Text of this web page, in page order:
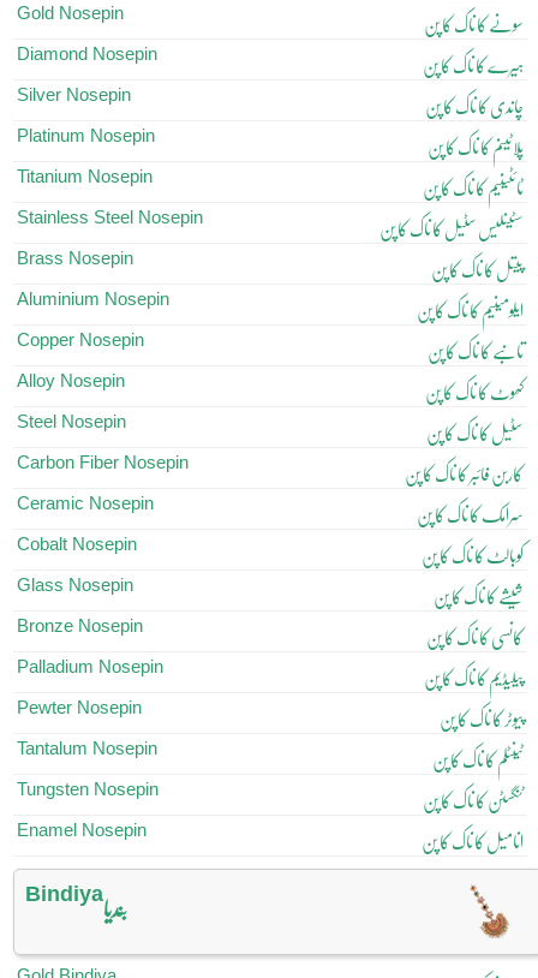
Gold Nosepin سونے کا ناک کا پن
Diamond Nosepin ہیرے کا ناک کا پن
Silver Nosepin چاندی کا ناک کا پن
Platinum Nosepin پلاٹینم کا ناک کا پن
Titanium Nosepin ٹائٹینیم کا ناک کا پن
Stainless Steel Nosepin سٹینلیس سٹیل کا ناک کا پن
Brass Nosepin پیتل کا ناک کا پن
Aluminium Nosepin ایلومینیم کا ناک کا پن
Copper Nosepin تانبے کا ناک کا پن
Alloy Nosepin کھوٹ کا ناک کا پن
Steel Nosepin سٹیل کا ناک کا پن
Carbon Fiber Nosepin کاربن فائبر کا ناک کا پن
Ceramic Nosepin سرامک کا ناک کا پن
Cobalt Nosepin کوبالٹ کا ناک کا پن
Glass Nosepin شیشے کا ناک کا پن
Bronze Nosepin کانسی کا ناک کا پن
Palladium Nosepin پیلیڈیم کا ناک کا پن
Pewter Nosepin پیوٹر کا ناک کا پن
Tantalum Nosepin ٹینٹلم کا ناک کا پن
Tungsten Nosepin ٹنگسٹن کا ناک کا پن
Enamel Nosepin انامیل کا ناک کا پن
Bindiyaبندیا